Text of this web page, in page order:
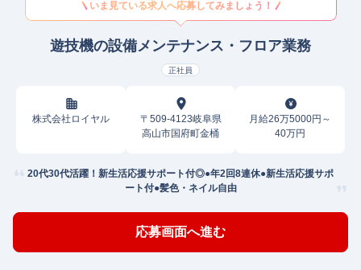
いま見ている求人へ応募してみましょう！
遊技機の設備メンテナンス・フロア業務
正社員
株式会社ロイヤル
〒509-4123岐阜県
高山市国府町金桶
月給26万5000円～
40万円
20代30代活躍！新生活応援サポート付◎●年2回8連休●新生活応援サポ
ート付●髪色・ネイル自由
応募画面へ進む